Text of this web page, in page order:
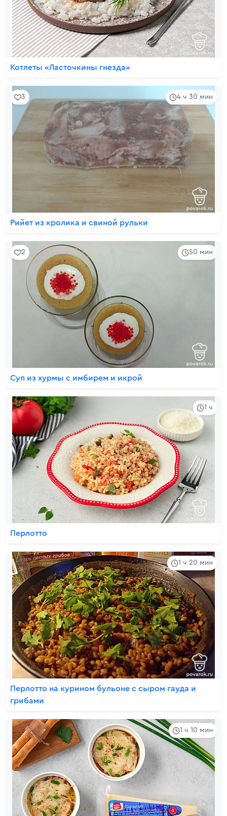
Котлеты «Ласточкины гнезда»
4 ч 30 мин
3
Рийет из кролика и свиной рульки
50 мин
2
Суп из хурмы с имбирем и икрой
1 ч
Перлотто
1 ч 20 мин
Перлотто на курином бульоне с сыром гауда и
грибами
1 ч 10 мин